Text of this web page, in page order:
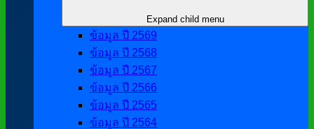
Expand child menu
ข้อมูล ปี 2569
ข้อมูล ปี 2568
ข้อมูล ปี 2567
ข้อมูล ปี 2566
ข้อมูล ปี 2565
ข้อมูล ปี 2564